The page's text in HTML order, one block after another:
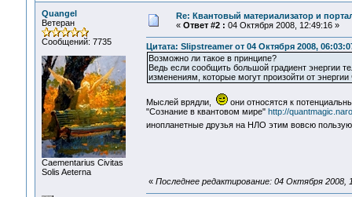
Quangel
Ветеран
Сообщений: 7735
Сaementarius Civitas
Solis Aeterna
Re: Квантовый материализатор и
« Ответ #2 : 04 Октября 2008, 12:49:16 »
Цитата: Slipstreamer от 04 Октября 2008,
Возможно ли такое в принципе?
Ведь если сообщить большой градиент энергии
изменениям, которые могут произойти от
Мыслей врядли,
они относятся к
"Сознание в квантовом мире" http://
инопланетные друзья на НЛО этим вовсю
« Последнее редактирование: 04 Октября 2008,